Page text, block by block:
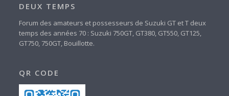
DEUX TEMPS
Forum des amateurs et possesseurs de Suzuki GT et T deux
temps des années 70 : Suzuki 750GT, GT380, GT550, GT125,
GT750, 750GT, Bouillotte.
QR CODE